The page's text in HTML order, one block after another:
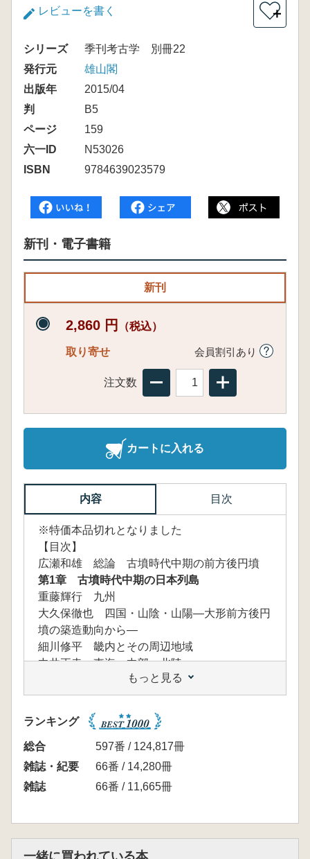
レビューを書く ＋
シリーズ
季刊考古学 別冊22
発行元
雄山閣
出版年
2015/04
判
B5
ページ
159
六一ID
N53026
ISBN
9784639023579
新刊・電子書籍
新刊
2,860 円 （税込）
取り寄せ 会員割引あり
注文数
カートに入れる
内容 目次
※特価本品切れとなりました
【目次】
広瀬和雄 総論 古墳時代中期の前方後円墳
第1章 古墳時代中期の日本列島
重藤輝行 九州
大久保徹也 四国・山陰・山陽―大形前方後円
墳の築造動向から―
細川修平 畿内とその周辺地域
中井正幸 東海・中部・北陸
第2章 中期古墳と東アジアの動向
東潮 倭の五王の時代の国際交流
朴天秀 兵庫県市川流域における渡来文化
上野祥史 中期古墳と鏡
橋本達也 古墳時代中期の武器・武具生産
笹生衛 祭祀の意味と管掌者―五世紀の祭祀遺
もっと見る
ランキング
総合
597番 / 124,817冊
雑誌・紀要
66番 / 14,280冊
雑誌
66番 / 11,665冊